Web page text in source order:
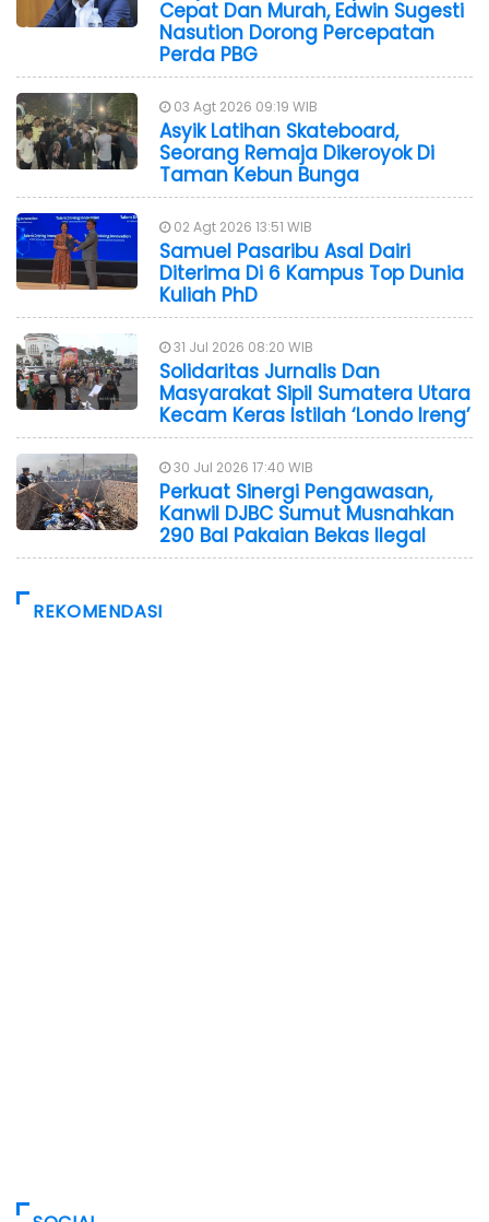
Cepat Dan Murah, Edwin Sugesti
Nasution Dorong Percepatan
Perda PBG
03 Agt 2026 09:19 WIB
Asyik Latihan Skateboard,
Seorang Remaja Dikeroyok Di
Taman Kebun Bunga
02 Agt 2026 13:51 WIB
Samuel Pasaribu Asal Dairi
Diterima Di 6 Kampus Top Dunia
Kuliah PhD
31 Jul 2026 08:20 WIB
Solidaritas Jurnalis Dan
Masyarakat Sipil Sumatera Utara
Kecam Keras Istilah ‘Londo Ireng’
30 Jul 2026 17:40 WIB
Perkuat Sinergi Pengawasan,
Kanwil DJBC Sumut Musnahkan
290 Bal Pakaian Bekas Ilegal
REKOMENDASI